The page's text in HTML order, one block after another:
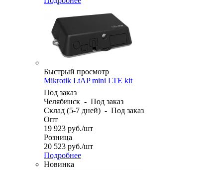
Быстрый просмотр
Mikrotik LtAP mini LTE kit
Под заказ
Челябинск - Под заказ
Склад (5-7 дней) - Под заказ
Опт
19 923 руб./шт
Розница
20 523 руб./шт
Подробнее
Новинка